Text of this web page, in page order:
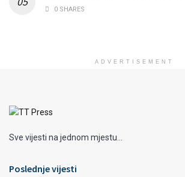
0 SHARES
ADVERTISEMENT
Sve vijesti na jednom mjestu...
Poslednje vijesti